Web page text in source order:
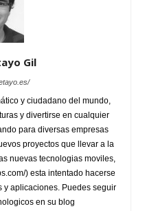
Gil
y ciudadano del mundo,
y divertirse en cualquier
para diversas empresas
proyectos que llevar a la
nuevas tecnologias moviles,
) esta intentado hacerse
y aplicaciones. Puedes seguir
en su blog